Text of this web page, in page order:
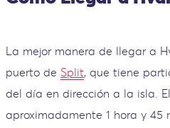
La mejor manera de llegar a
puerto de Split, que tiene
del día en dirección a la isla.
aproximadamente 1 hora y 45